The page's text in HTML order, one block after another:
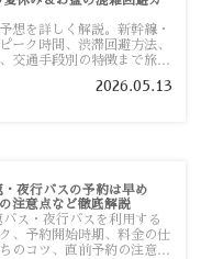
想を詳しく解説。新幹線・
ーク時間、渋滞回避方法、
交通手段別の特徴まで旅行
2026.05.13
・夜行バスの予約は早め
注意点など徹底解説
ス・夜行バスを利用する
、予約開始時期、料金の仕
のコツ、直前予約の注意点